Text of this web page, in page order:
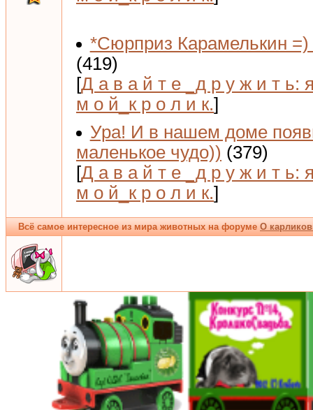
*Сюрприз Карамелькин =)
(419)
[Д а в а й т е _д р у ж и т ь:
м о й_к р о л и к.]
Ура! И в нашем доме
маленькое чудо)) (379)
[Д а в а й т е _д р у ж и т ь:
м о й_к р о л и к.]
Всё самое интересное из мира животных на форумеО